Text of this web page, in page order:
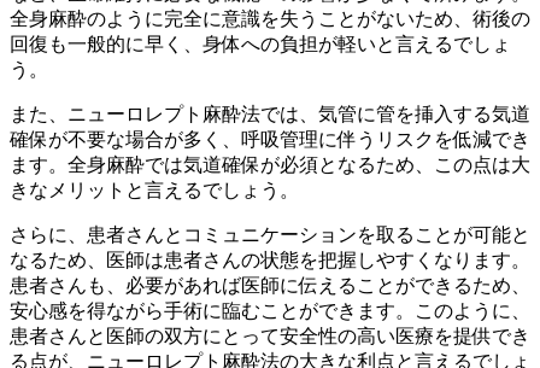
全身麻酔のように完全に意識を失うことがないため、術後の
回復も一般的に早く、身体への負担が軽いと言えるでしょ
う。
また、ニューロレプト麻酔法では、 気管に管を挿入する気道
確保が不要な場合が多く、呼吸管理に伴うリスクを低減でき
ます。全身麻酔では気道確保が必須となるため、この点は大
きなメリットと言えるでしょう。
さらに、患者さんとコミュニケーションを取ることが可能と
なるため、医師は患者さんの状態を把握しやすくなります。
患者さんも、必要があれば医師に伝えることができるため、
安心感を得ながら手術に臨むことができます。このように、
患者さんと医師の双方にとって安全性の高い医療を提供でき
る点が、ニューロレプト麻酔法の大きな利点と言えるでしょ